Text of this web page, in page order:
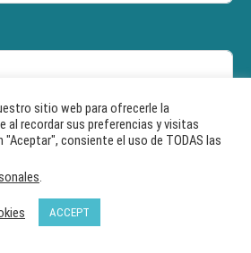
sitio web para ofrecerle la
al recordar sus preferencias y visitas
"Aceptar", consiente el uso de TODAS las
.
ACCEPT